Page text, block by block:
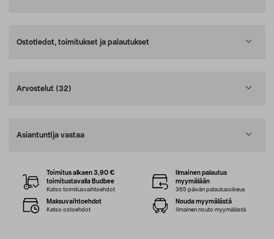
Ostotiedot, toimitukset ja palautukset
Arvostelut (32)
Asiantuntija vastaa
Toimitus alkaen 3,90 €
toimitustavalla Budbee
Katso toimitusvaihtoehdot
Ilmainen palautus
myymälään
365 päivän palautusoikeus
Maksuvaihtoehdot
Katso ostoehdot
Nouda myymälästä
Ilmainen nouto myymälästä